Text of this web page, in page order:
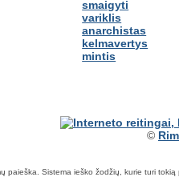
smaigyti
variklis
anarchistas
kelmavertys
mintis
©
paieška. Sistema ieško žodžių, kurie turi